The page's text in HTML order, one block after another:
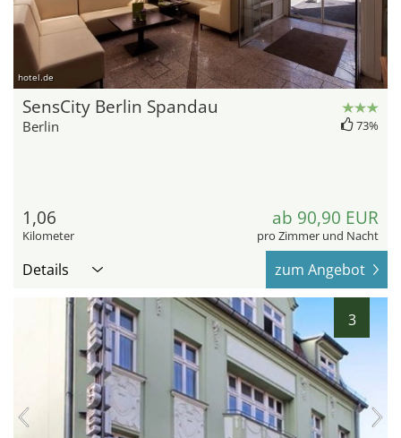
hotel.de
SensCity Berlin Spandau
Berlin 73%
1,06
Kilometer
ab 90,90 EUR
pro Zimmer und Nacht
Details zum Angebot
3